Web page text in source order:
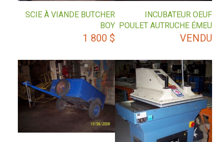
INCUBATEUR OEUF
POULET AUTRUCHE ÉMEU
VENDU
SCIE À VIANDE BUTCHER
BOY
1 800 $